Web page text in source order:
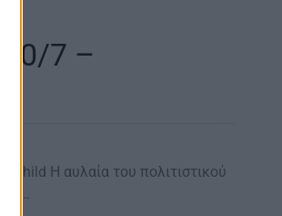
20/7 –
Child Η αυλαία του πολιτιστικού